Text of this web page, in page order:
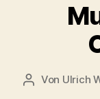
Beitragsautor
Von Ulrich